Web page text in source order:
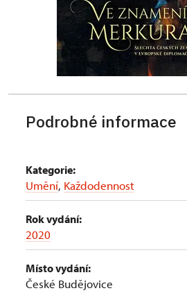
Podrobné informace
Kategorie:
Umění, Každodennost
Rok vydání:
2020
Místo vydání:
České Budějovice